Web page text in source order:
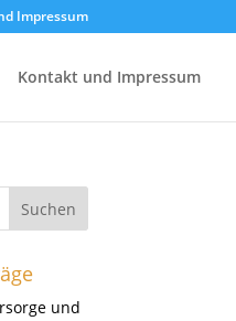
Impressum
Kontakt und Impressum
und